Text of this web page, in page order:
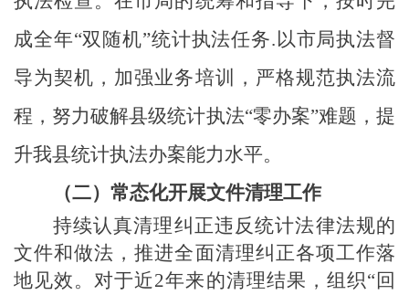
成全年“双随机”统计执法任务. 以市局执法督
导为契机，加强业务培训，严格规范执法流
程，努力破解县级统计执法“零办案”难题 ，提
升我县统计执法办案能力水平。
（二）常态化开展文件清理工作
持续认真清理纠正违反统计法律法规的
文件和做法，推进全面清理纠正各项工作落
地见效。 对于近2年来的清理结果，组织“回